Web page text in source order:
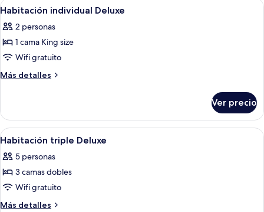
habitaciones
Abrir
todas
las
fotos
de
Habitación
Cortinas blackout, wifi gratis y ropa
7
Habitación individual Deluxe
2 personas
1 cama King size
Wifi gratuito
Más detalles
Más
individual
Deluxe
Ver precio
Abrir
todas
las
fotos
de
Habitación
Cortinas blackout, wifi gratis y ropa
8
Habitación triple Deluxe
5 personas
3 camas dobles
Wifi gratuito
Más detalles
Más